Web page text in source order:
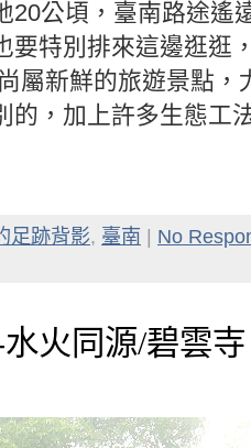
20公頃，臺南路途遙
要特別排來這邊逛逛
屬新鮮的旅遊景點，
的，加上許多生態工
足跡背影, 臺南
No
火同源/碧雲寺